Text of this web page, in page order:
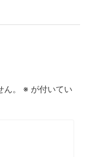
。 ※ が付いてい